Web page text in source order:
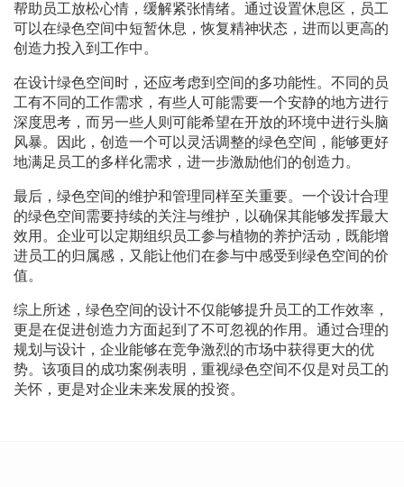
帮助员工放松心情，缓解紧张情绪。通过设置休息区，员工
可以在绿色空间中短暂休息，恢复精神状态，进而以更高的
创造力投入到工作中。
在设计绿色空间时，还应考虑到空间的多功能性。不同的员
工有不同的工作需求，有些人可能需要一个安静的地方进行
深度思考，而另一些人则可能希望在开放的环境中进行头脑
风暴。因此，创造一个可以灵活调整的绿色空间，能够更好
地满足员工的多样化需求，进一步激励他们的创造力。
最后，绿色空间的维护和管理同样至关重要。一个设计合理
的绿色空间需要持续的关注与维护，以确保其能够发挥最大
效用。企业可以定期组织员工参与植物的养护活动，既能增
进员工的归属感，又能让他们在参与中感受到绿色空间的价
值。
综上所述，绿色空间的设计不仅能够提升员工的工作效率，
更是在促进创造力方面起到了不可忽视的作用。通过合理的
规划与设计，企业能够在竞争激烈的市场中获得更大的优
势。该项目的成功案例表明，重视绿色空间不仅是对员工的
关怀，更是对企业未来发展的投资。